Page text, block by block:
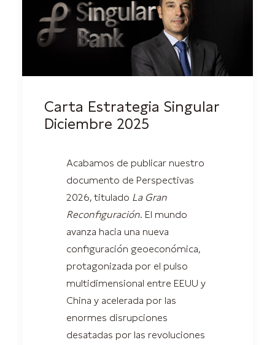
Carta Estrategia Singular
Diciembre 2025
Acabamos de publicar nuestro
documento de Perspectivas
2026, titulado La Gran
Reconfiguración. El mundo
avanza hacia una nueva
configuración geoeconómica,
protagonizada por el pulso
multidimensional entre EEUU y
China y acelerada por las
enormes disrupciones
desatadas por las revoluciones